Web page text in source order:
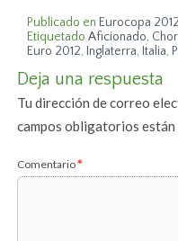
Publicado en Eurocopa 2012
Etiquetado Aficionado,
Euro 2012, Inglaterra, Italia,
Deja una respuesta
Tu dirección de correo
campos obligatorios
Comentario*